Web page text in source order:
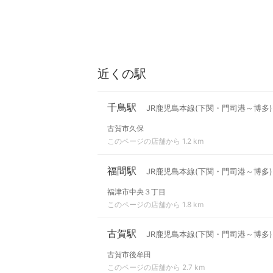
近くの駅
千鳥駅 JR鹿児島本線(下関・門司港～博多)
古賀市久保
このページの店舗から 1.2 km
福間駅 JR鹿児島本線(下関・門司港～博多)
福津市中央３丁目
このページの店舗から 1.8 km
古賀駅 JR鹿児島本線(下関・門司港～博多)
古賀市後牟田
このページの店舗から 2.7 km